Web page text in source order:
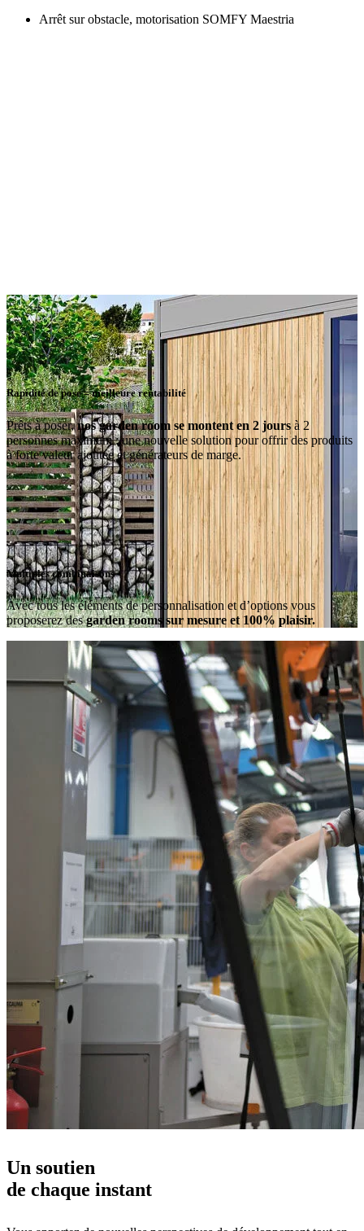
Arrêt sur obstacle, motorisation SOMFY Maestria
Rapidité de pose = meilleure rentabilité
Prêts à poser,nos garden room se montent en 2 joursà 2
personnes maximum : une nouvelle solution pour offrir des produits
à forte valeur ajoutée et générateurs de marge.
Multiples combinaisons
Avec tous les éléments de personnalisation et d’options vous
proposerez desgarden rooms sur mesure et 100% plaisir.
Un soutien
de chaque instant